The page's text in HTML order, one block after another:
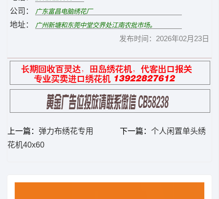
公司：
地址：
发布时间：2026年02月23日
上一篇： 弹力布绣花专用 下一篇： 个人闲置单头绣
花机40x60